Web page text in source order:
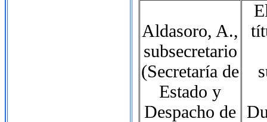
Aldasoro, A.,
subsecretario
(Secretaría de
Estado y
Despacho de